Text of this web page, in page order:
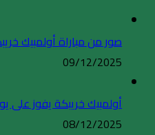
صور من مباراة أولمبيك
09/12/2025
أولمبيك خريبكة يفوز على
08/12/2025